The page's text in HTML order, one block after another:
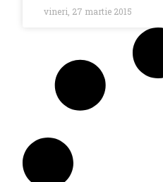
vineri, 27 martie 2015